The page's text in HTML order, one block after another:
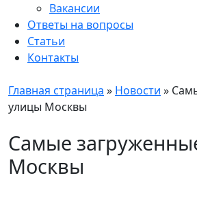
Вакансии
Ответы на вопросы
Статьи
Контакты
Главная страница » Новости »
улицы Москвы
Самые
Москвы